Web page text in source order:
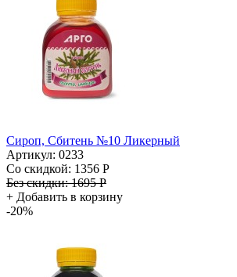
Сироп, Сбитень №10 Ликерный
Артикул: 0233
Со скидкой: 1356 Р
Без скидки:1695 Р
+ Добавить в корзину
-20%